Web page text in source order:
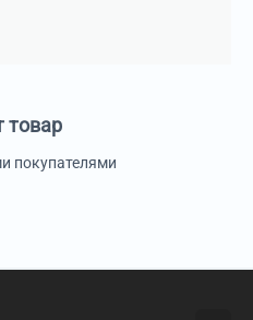
товар
покупателями